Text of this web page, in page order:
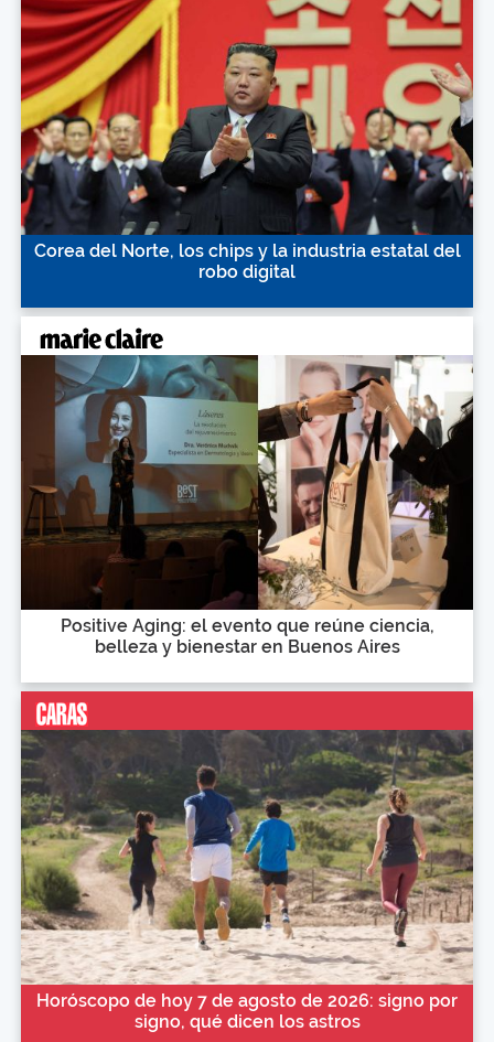
Corea del Norte, los chips y la industria estatal del
robo digital
Positive Aging: el evento que reúne ciencia,
belleza y bienestar en Buenos Aires
Horóscopo de hoy 7 de agosto de 2026: signo por
signo, qué dicen los astros